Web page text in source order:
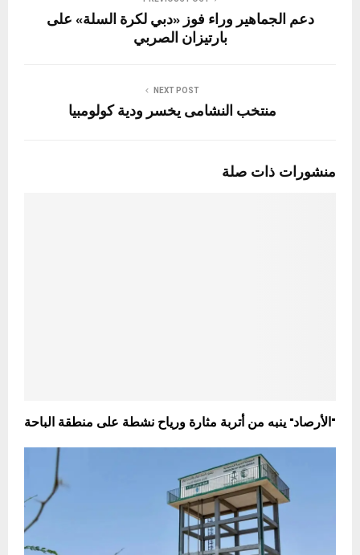
دعم الجماهير وراء فوز «دبي لكرة السلة» على
بارتيزان الصربي
NEXT POST
منتخب النشامى يخسر ودية كولومبيا
منشورات ذات صلة
"الأرصاد" ينبه من أتربة مثارة ورياح نشطة على منطقة الباحة